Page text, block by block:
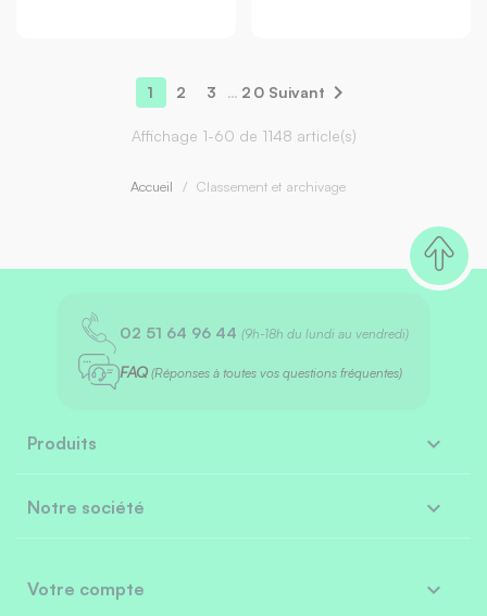
Accueil Classement et archivage
Affichage 1-60 de 1148 article(s)
1 2 3 … 20 Suivant 
02 51 64 96 44 (9h-18h du lundi au vendredi)
FAQ (Réponses à toutes vos questions fréquentes)
Produits 
Notre société 
Votre compte 